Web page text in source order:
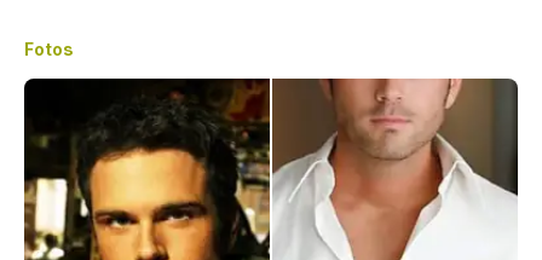
Fotos